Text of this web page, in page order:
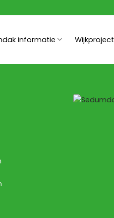
informatie Wijkproject